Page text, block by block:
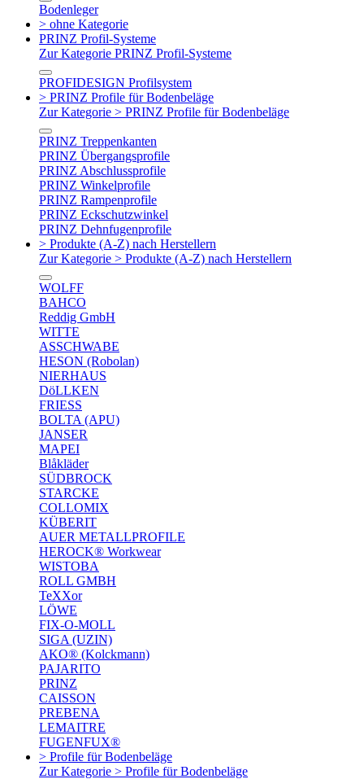
Bodenleger
> ohne Kategorie
PRINZ Profil-Systeme
Zur Kategorie PRINZ Profil-Systeme
PROFIDESIGN Profilsystem
> PRINZ Profile für Bodenbeläge
Zur Kategorie > PRINZ Profile für Bodenbeläge
PRINZ Treppenkanten
PRINZ Übergangsprofile
PRINZ Abschlussprofile
PRINZ Winkelprofile
PRINZ Rampenprofile
PRINZ Eckschutzwinkel
PRINZ Dehnfugenprofile
> Produkte (A-Z) nach Herstellern
Zur Kategorie > Produkte (A-Z) nach Herstellern
WOLFF
BAHCO
Reddig GmbH
WITTE
ASSCHWABE
HESON (Robolan)
NIERHAUS
DöLLKEN
FRIESS
BOLTA (APU)
JANSER
MAPEI
Blåkläder
SÜDBROCK
STARCKE
COLLOMIX
KÜBERIT
AUER METALLPROFILE
HEROCK® Workwear
WISTOBA
ROLL GMBH
TeXXor
LÖWE
FIX-O-MOLL
SIGA (UZIN)
AKO® (Kolckmann)
PAJARITO
PRINZ
CAISSON
PREBENA
LEMAITRE
FUGENFUX®
> Profile für Bodenbeläge
Zur Kategorie > Profile für Bodenbeläge